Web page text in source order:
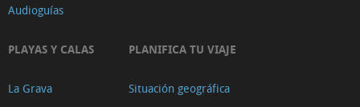
Audioguías
PLAYAS Y CALAS
La Grava
PLANIFICA TU VIAJE
Situación geográfica